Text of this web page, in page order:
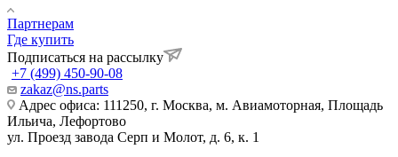
Партнерам
Где купить
Подписаться на рассылку
+7 (499) 450-90-08
zakaz@ns.parts
Адрес офиса: 111250, г. Москва, м. Авиамоторная, Площадь
Ильича, Лефортово
ул. Проезд завода Серп и Молот, д. 6, к. 1